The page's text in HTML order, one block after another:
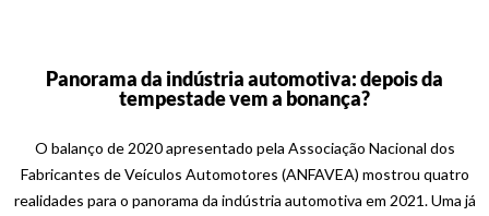
Panorama da indústria automotiva: depois da
tempestade vem a bonança?
O balanço de 2020 apresentado pela Associação Nacional dos
Fabricantes de Veículos Automotores (ANFAVEA) mostrou quatro
realidades para o panorama da indústria automotiva em 2021. Uma já